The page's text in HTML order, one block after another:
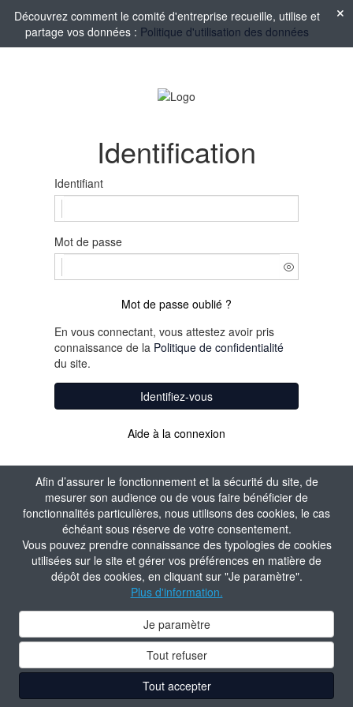
Afin d’assurer le fonctionnement et la sécurité du site, de
mesurer son audience ou de vous faire bénéficier de
fonctionnalités particulières, nous utilisons des cookies, le cas
échéant sous réserve de votre consentement.
Vous pouvez prendre connaissance des typologies de cookies
utilisées sur le site et gérer vos préférences en matière de
dépôt des cookies, en cliquant sur "Je paramètre".
Plus d'information.
Je paramètre
Tout refuser
Tout accepter
Découvrez comment le comité d'entreprise recueille, utilise et
partage vos données : Politique d'utilisation des données
Identification
Identifiant
Mot de passe
Mot de passe oublié ?
En vous connectant, vous attestez avoir pris
connaissance de la Politique de confidentialité
du site.
Identifiez-vous
Aide à la connexion